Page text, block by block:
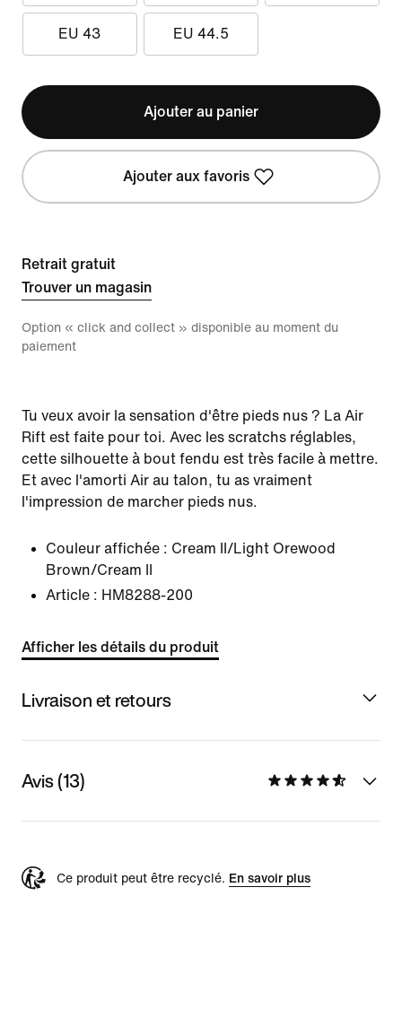
EU 43 EU 44.5
Ajouter au panier
Ajouter aux favoris
Retrait gratuit
Trouver un magasin
Option « click and collect » disponible au moment du
paiement
Tu veux avoir la sensation d'être pieds nus ? La Air
Rift est faite pour toi. Avec les scratchs réglables,
cette silhouette à bout fendu est très facile à mettre.
Et avec l'amorti Air au talon, tu as vraiment
l'impression de marcher pieds nus.
Couleur affichée : Cream II/Light Orewood
Brown/Cream II
Article : HM8288-200
Afficher les détails du produit
Livraison et retours
Avis (13)
Ce produit peut être recyclé. En savoir plus